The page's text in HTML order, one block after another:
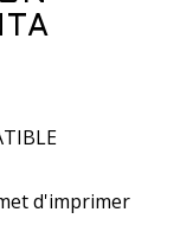
d'imprimer